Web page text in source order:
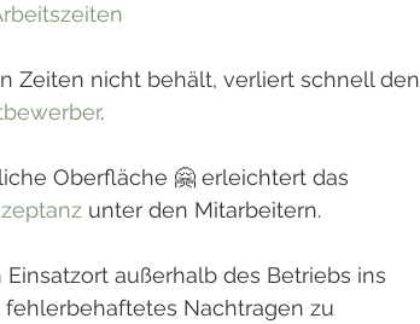
Zeiten nicht behält, verliert schnell den
.
Oberfläche 🤗 erleichtert das
unter den Mitarbeitern.
außerhalb des Betriebs ins
Nachtragen zu